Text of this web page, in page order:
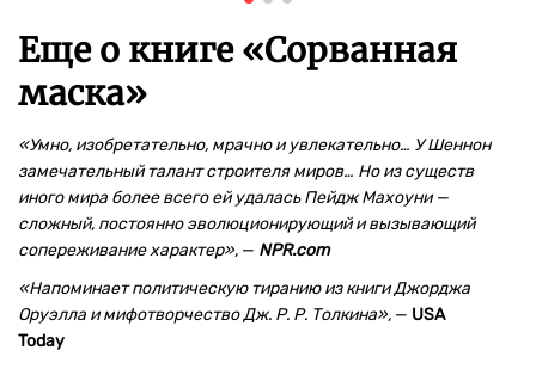
Еще о книге «Сорванная
маска»
«Умно, изобретательно, мрачно и увлекательно… У Шеннон
замечательный талант строителя миров… Но из существ
иного мира более всего ей удалась Пейдж Махоуни —
сложный, постоянно эволюционирующий и вызывающий
сопереживание характер», — NPR.com
«Напоминает политическую тиранию из книги Джорджа
Оруэлла и мифотворчество Дж. Р. Р. Толкина», — USA
Today